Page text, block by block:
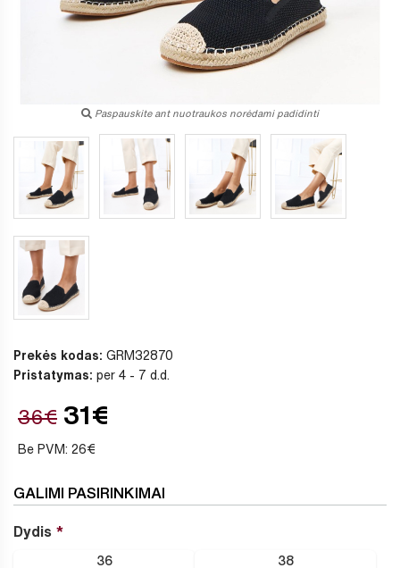
Paspauskite ant nuotraukos norėdami padidinti
Prekės kodas: GRM32870
Pristatymas: per 4 - 7 d.d.
36€ 31€
Be PVM: 26€
GALIMI PASIRINKIMAI
Dydis
36 38